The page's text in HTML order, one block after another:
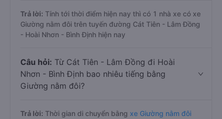
Trả lời: Tính tới thời điểm hiện nay thì có 1 nhà xe có xe
Giường nằm đôi trên tuyến đường Cát Tiên - Lâm Đồng
- Hoài Nhơn - Bình Định hiện nay
Câu hỏi: Từ Cát Tiên - Lâm Đồng đi Hoài
Nhơn - Bình Định bao nhiêu tiếng bằng
Giường nằm đôi?
Trả lời: Thời gian di chuyển bằng xe Giường nằm đôi